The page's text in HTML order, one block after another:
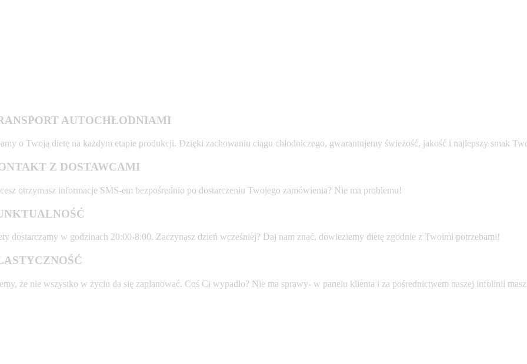
AUTOCHŁODNIAMI
o Twoją dietę na każdym etapie produkcji. Dzięki zachowaniu ciągu chłodniczego, gwarantujemy świeżość, jakość i najlepszy smak
Z DOSTAWCAMI
otrzymasz informacje SMS-em bezpośrednio po dostarczeniu Twojego zamówienia? Nie ma problemu!
dostarczamy w godzinach 20:00-8:00. Zaczynasz dzień wcześniej? Daj nam znać, dowieziemy dietę zgodnie z Twoimi potrzebami!
że nie wszystko w życiu da się zaplanować. Coś Ci wypadło? Nie ma sprawy- w panelu klienta i za pośrednictwem naszej infolinii